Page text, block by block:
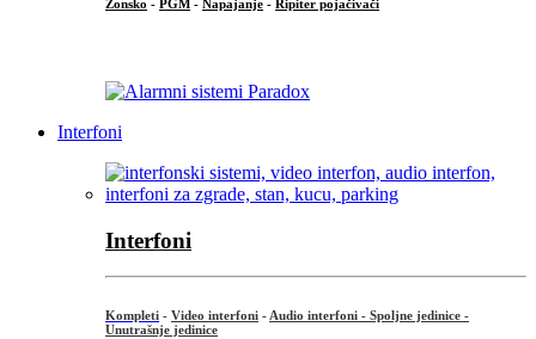
Zonsko - PGM - Napajanje - Ripiter pojačivači
Interfoni
Interfoni
Kompleti - Video interfoni - Audio interfoni - Spoljne jedinice -
Unutrašnje jedinice